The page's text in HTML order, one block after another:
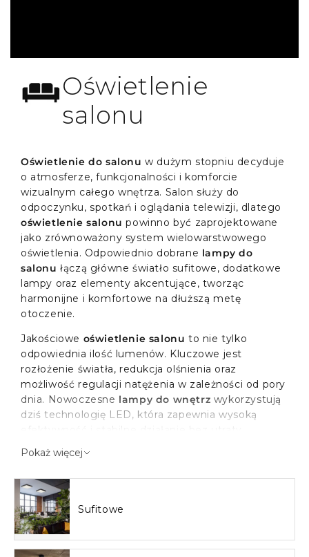
Oświetlenie
salonu
Oświetlenie do salonu w dużym stopniu decyduje
o atmosferze, funkcjonalności i komforcie
wizualnym całego wnętrza. Salon służy do
odpoczynku, spotkań i oglądania telewizji, dlatego
oświetlenie salonu powinno być zaprojektowane
jako zrównoważony system wielowarstwowego
oświetlenia. Odpowiednio dobrane lampy do
salonu łączą główne światło sufitowe, dodatkowe
lampy oraz elementy akcentujące, tworząc
harmonijne i komfortowe na dłuższą metę
otoczenie.
Jakościowe oświetlenie salonu to nie tylko
odpowiednia ilość lumenów. Kluczowe jest
rozłożenie światła, redukcja olśnienia oraz
możliwość regulacji natężenia w zależności od pory
dnia. Nowoczesne lampy do wnętrz wykorzystują
dziś technologię LED, która zapewnia wysoką
efektywność i stabilne działanie bez utraty
Światła sufitowe do salonu jako
podstawa systemu
Centralne
równomierne, powierzchniowe światło bez ostrych
Pokaż więcej
Sufitowe